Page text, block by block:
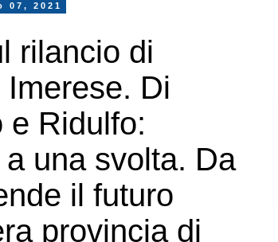
07, 2021
rilancio di
Imerese. Di
e Ridulfo:
a una svolta. Da
il futuro
provincia di